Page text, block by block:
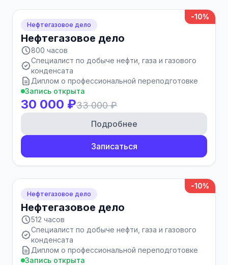
-10%
Нефтегазовое дело
Нефтегазовое дело
800 часов
Специалист по добыче нефти, газа и газового
конденсата
Диплом о профессиональной переподготовке
Запись открыта
30 000 ₽33 000 ₽
Подробнее
Записаться
-10%
Нефтегазовое дело
Нефтегазовое дело
512 часов
Специалист по добыче нефти, газа и газового
конденсата
Диплом о профессиональной переподготовке
Запись открыта